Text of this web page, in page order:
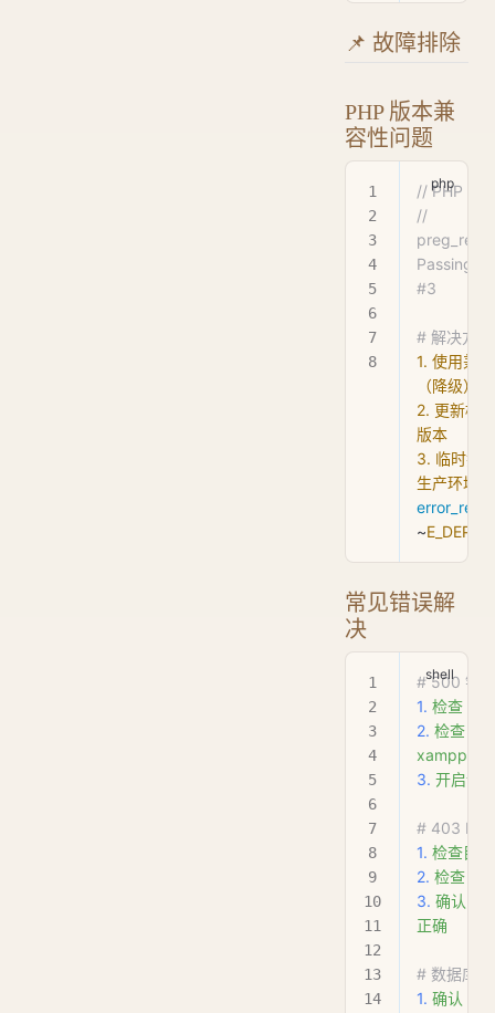
📌 故障排除
PHP 版本兼
容性问题
// PHP 8
//
Passing
#3
# 解决方
1. 使用兼
（降级）
2. 更新框架
版本
3. 临时抑
生产环境）
~
常见错误解
决
# 500 错误
1. 检查
2. 检查
xampp/
3. 开启调
# 403
1. 检查目
2. 检查
3. 确认
正确
# 数据库
1. 确认